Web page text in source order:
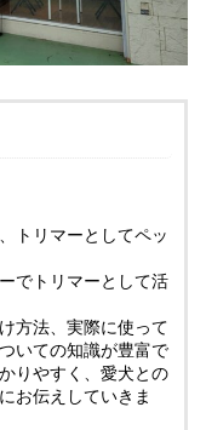
トリマーとしてペッ
でトリマーとして活
方法、実際に使って
いての知識が豊富で
りやすく、愛犬との
お伝えしていきま